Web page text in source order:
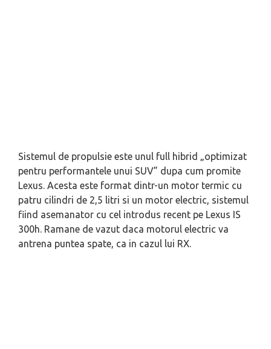
Sistemul de propulsie este unul full hibrid „optimizat
pentru performantele unui SUV” dupa cum promite
Lexus. Acesta este format dintr-un motor termic cu
patru cilindri de 2,5 litri si un motor electric, sistemul
fiind asemanator cu cel introdus recent pe Lexus IS
300h. Ramane de vazut daca motorul electric va
antrena puntea spate, ca in cazul lui RX.